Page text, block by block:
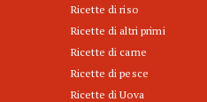
Ricette di riso
Ricette di altri primi
Ricette di carne
Ricette di pesce
Ricette di Uova